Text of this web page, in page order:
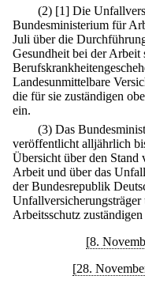
(2) [1] Die
Bundesministerium für
Juli über die
Gesundheit bei der
Landesunmittelbare
die für sie zuständigen
ein.
(3) Das
veröffentlicht alljährlich
Übersicht über den Stand
Arbeit und über das
der Bundesrepublik
Unfallversicherungsträger
Arbeitsschutz
[8.
[28.